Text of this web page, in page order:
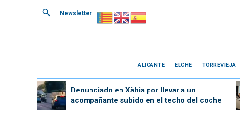
Newsletter
ALICANTE ELCHE TORREVIEJA
Denunciado en Xàbia por llevar a un
acompañante subido en el techo del coche